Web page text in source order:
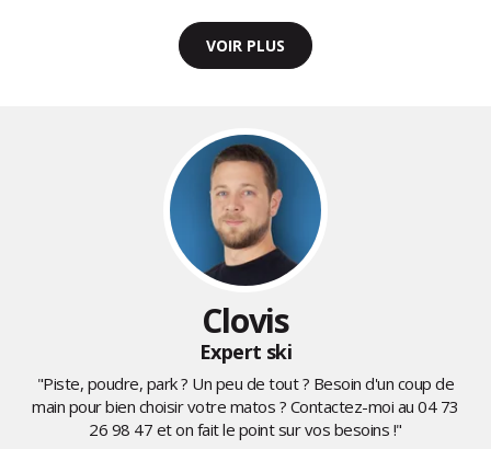
VOIR PLUS
Clovis
Expert ski
"Piste, poudre, park ? Un peu de tout ? Besoin d'un coup de
main pour bien choisir votre matos ? Contactez-moi au04 73
26 98 47 et on fait le point sur vos besoins !"